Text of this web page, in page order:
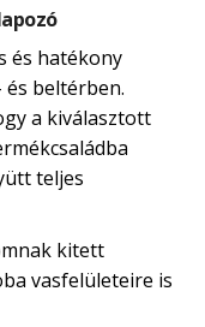
és hatékony
beltérben.
a kiválasztott
teljes
kitett
vasfelületeire is